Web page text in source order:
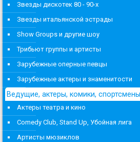
Звезды дискотек 80 - 90-х
Звезды итальянской эстрады
Show Groups и другие шоу
Трибьют группы и артисты
Зарубежные оперные певцы
Зарубежные актеры и знаменитости
Ведущие, актеры, комики,
Актеры театра и кино
Comedy Club, Stand Up, Убойная лига
Артисты мюзиклов